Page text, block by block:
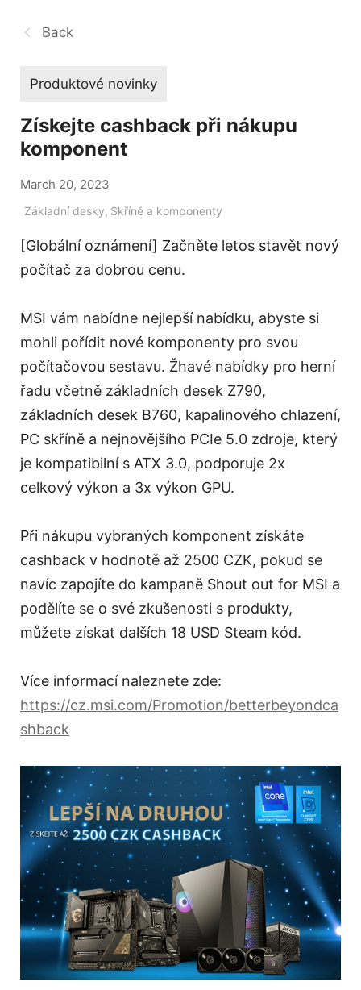
Back
Produktové novinky
Získejte cashback při nákupu
komponent
March 20, 2023
Základní desky, Skříně a komponenty
[Globální oznámení] Začněte letos stavět nový
počítač za dobrou cenu.
MSI vám nabídne nejlepší nabídku, abyste si
mohli pořídit nové komponenty pro svou
počítačovou sestavu. Žhavé nabídky pro herní
řadu včetně základních desek Z790,
základních desek B760, kapalinového chlazení,
PC skříně a nejnovějšího PCIe 5.0 zdroje, který
je kompatibilní s ATX 3.0, podporuje 2x
celkový výkon a 3x výkon GPU.
Při nákupu vybraných komponent získáte
cashback v hodnotě až 2500 CZK, pokud se
navíc zapojíte do kampaně Shout out for MSI a
podělíte se o své zkušenosti s produkty,
můžete získat dalších 18 USD Steam kód.
Více informací naleznete zde:
https://cz.msi.com/Promotion/betterbeyondca
shback